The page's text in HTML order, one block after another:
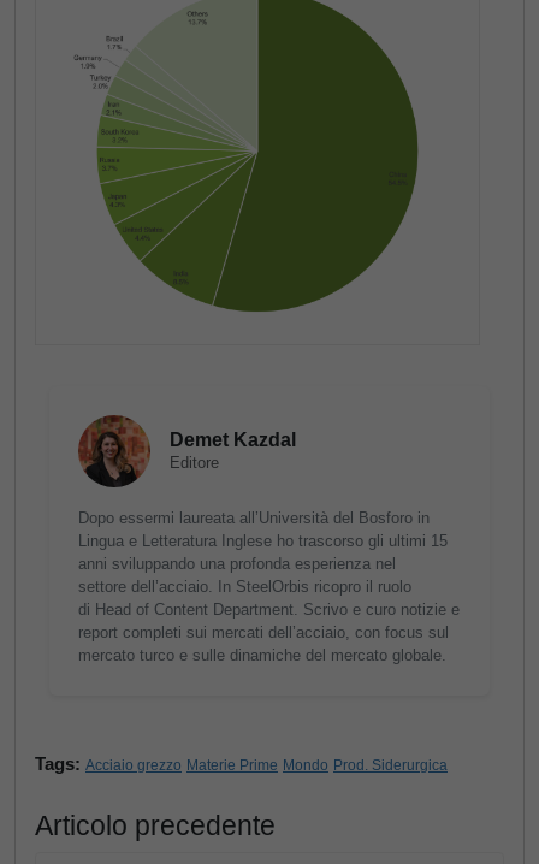
Demet Kazdal
Editore
Dopo essermi laureata all’Università del Bosforo in
Lingua e Letteratura Inglese ho trascorso gli ultimi 15
anni sviluppando una profonda esperienza nel
settore dell’acciaio. In SteelOrbis ricopro il ruolo
di Head of Content Department. Scrivo e curo notizie e
report completi sui mercati dell’acciaio, con focus sul
mercato turco e sulle dinamiche del mercato globale.
Tags: Acciaio grezzo Materie Prime Mondo Prod. Siderurgica
Articolo precedente